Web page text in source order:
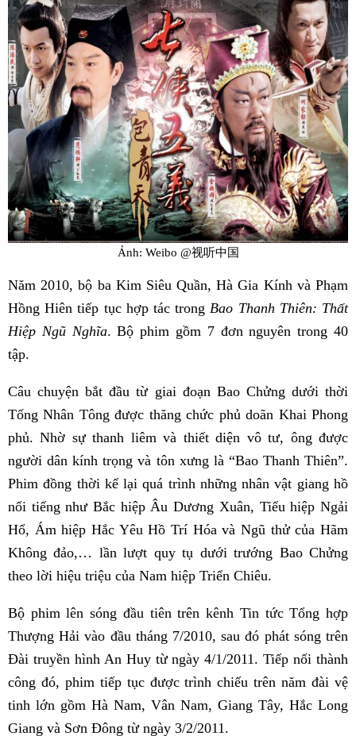
Ảnh: Weibo @视听中国
Năm 2010, bộ ba Kim Siêu Quần, Hà Gia Kính và Phạm
Hồng Hiên tiếp tục hợp tác trong Bao Thanh Thiên: Thất
Hiệp Ngũ Nghĩa. Bộ phim gồm 7 đơn nguyên trong 40
tập.
Câu chuyện bắt đầu từ giai đoạn Bao Chửng dưới thời
Tống Nhân Tông được thăng chức phủ doãn Khai Phong
phủ. Nhờ sự thanh liêm và thiết diện vô tư, ông được
người dân kính trọng và tôn xưng là “Bao Thanh Thiên”.
Phim đồng thời kể lại quá trình những nhân vật giang hồ
nổi tiếng như Bắc hiệp Âu Dương Xuân, Tiểu hiệp Ngải
Hổ, Ám hiệp Hắc Yêu Hồ Trí Hóa và Ngũ thử của Hãm
Không đảo,… lần lượt quy tụ dưới trướng Bao Chửng
theo lời hiệu triệu của Nam hiệp Triển Chiêu.
Bộ phim lên sóng đầu tiên trên kênh Tin tức Tổng hợp
Thượng Hải vào đầu tháng 7/2010, sau đó phát sóng trên
Đài truyền hình An Huy từ ngày 4/1/2011. Tiếp nối thành
công đó, phim tiếp tục được trình chiếu trên năm đài vệ
tinh lớn gồm Hà Nam, Vân Nam, Giang Tây, Hắc Long
Giang và Sơn Đông từ ngày 3/2/2011.